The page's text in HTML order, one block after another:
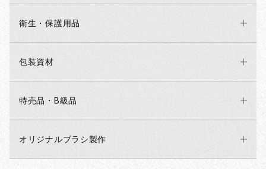
衛生・保護用品
包装資材
特売品・B級品
オリジナルブラシ製作